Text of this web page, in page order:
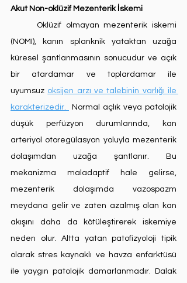
Akut Non-oklüzif Mezenterik İskemi
(NOMI), kanın splanknik yataktan uzağa
küresel şantlanmasının sonucudur ve açık
bir atardamar ve toplardamar ile
uyumsuz oksijen arzı ve talebinin varlığı ile
karakterizedir.
Normal açlık veya patolojik
düşük perfüzyon durumlarında, kan
arteriyol otoregülasyon yoluyla mezenterik
dolaşımdan uzağa şantlanır. Bu
mekanizma maladaptif hale gelirse,
mezenterik dolaşımda vazospazm
meydana gelir ve zaten azalmış olan kan
akışını daha da kötüleştirerek iskemiye
neden olur. Altta yatan patofizyoloji tipik
olarak stres kaynaklı ve havza enfarktüsü
ile yaygın patolojik damarlanmadır. Dalak